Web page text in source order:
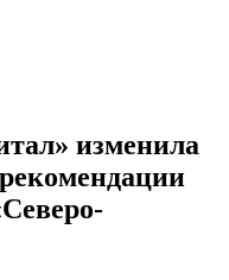
изменила